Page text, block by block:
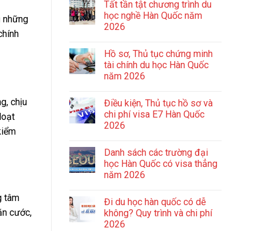
những
chịu
tâm
cước,
Tất tần tật chương trình du
học nghề Hàn Quốc năm
2026
Hồ sơ, Thủ tục chứng minh
tài chính du học Hàn Quốc
năm 2026
Điều kiện, Thủ tục hồ sơ và
chi phí visa E7 Hàn Quốc
2026
Danh sách các trường đại
học Hàn Quốc có visa thẳng
năm 2026
Đi du học hàn quốc có dễ
không? Quy trình và chi phí
2026